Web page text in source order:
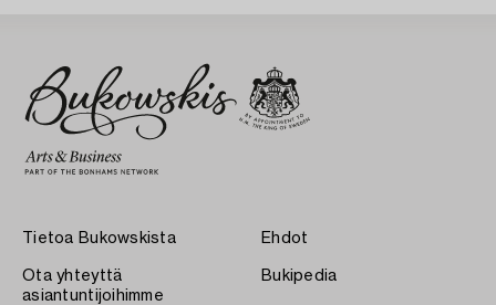
Tietoa Bukowskista
Ota yhteyttä
asiantuntijoihimme
Ehdot
Bukipedia